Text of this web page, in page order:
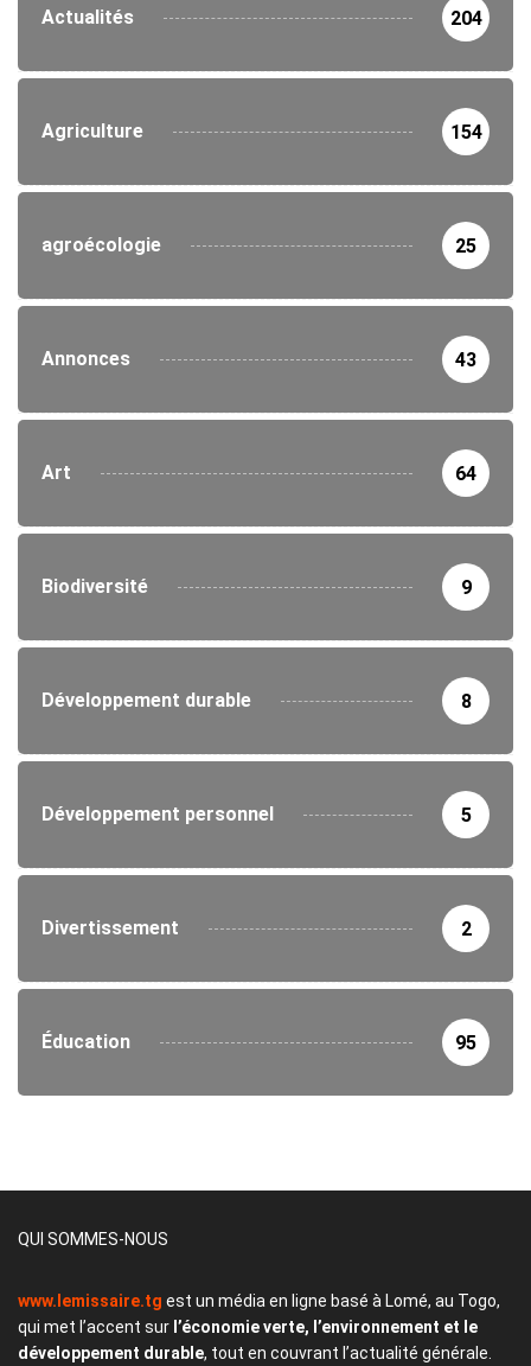
Actualités 204
Agriculture 154
agroécologie 25
Annonces 43
Art 64
Biodiversité 9
Développement durable 8
Développement personnel 5
Divertissement 2
Éducation 95
QUI SOMMES-NOUS
www.lemissaire.tg est un média en ligne basé à Lomé, au Togo,
qui met l’accent sur l’économie verte, l’environnement et le
développement durable, tout en couvrant l’actualité générale.